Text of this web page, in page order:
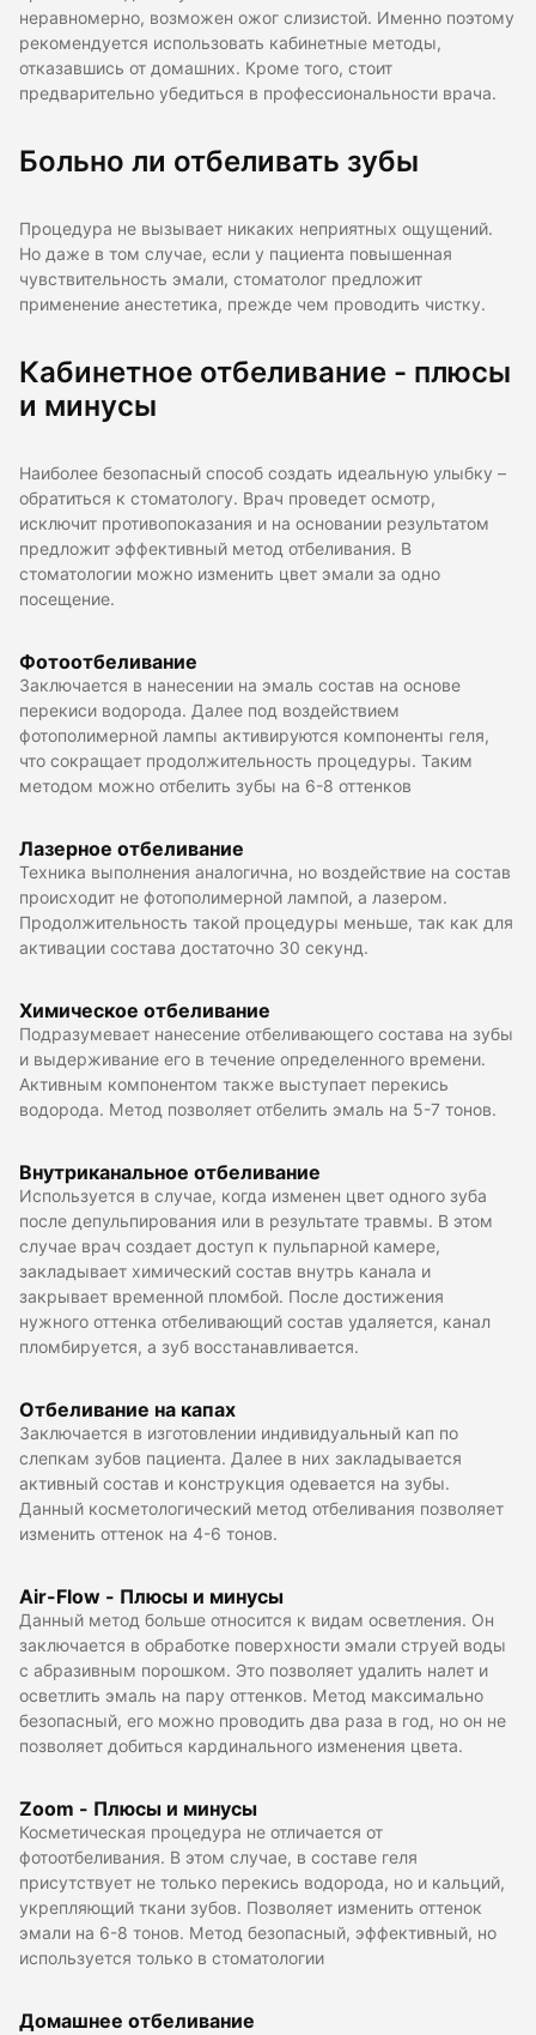
неравномерно, возможен ожог слизистой. Именно поэтому
рекомендуется использовать кабинетные методы,
отказавшись от домашних. Кроме того, стоит
предварительно убедиться в профессиональности врача.
Больно ли отбеливать зубы
Процедура не вызывает никаких неприятных ощущений.
Но даже в том случае, если у пациента повышенная
чувствительность эмали, стоматолог предложит
применение анестетика, прежде чем проводить чистку.
Кабинетное отбеливание - плюсы
и минусы
Наиболее безопасный способ создать идеальную улыбку –
обратиться к стоматологу. Врач проведет осмотр,
исключит противопоказания и на основании результатом
предложит эффективный метод отбеливания. В
стоматологии можно изменить цвет эмали за одно
посещение.
Фотоотбеливание
Заключается в нанесении на эмаль состав на основе
перекиси водорода. Далее под воздействием
фотополимерной лампы активируются компоненты геля,
что сокращает продолжительность процедуры. Таким
методом можно отбелить зубы на 6-8 оттенков
Лазерное отбеливание
Техника выполнения аналогична, но воздействие на состав
происходит не фотополимерной лампой, а лазером.
Продолжительность такой процедуры меньше, так как для
активации состава достаточно 30 секунд.
Химическое отбеливание
Подразумевает нанесение отбеливающего состава на зубы
и выдерживание его в течение определенного времени.
Активным компонентом также выступает перекись
водорода. Метод позволяет отбелить эмаль на 5-7 тонов.
Внутриканальное отбеливание
Используется в случае, когда изменен цвет одного зуба
после депульпирования или в результате травмы. В этом
случае врач создает доступ к пульпарной камере,
закладывает химический состав внутрь канала и
закрывает временной пломбой. После достижения
нужного оттенка отбеливающий состав удаляется, канал
пломбируется, а зуб восстанавливается.
Отбеливание на капах
Заключается в изготовлении индивидуальный кап по
слепкам зубов пациента. Далее в них закладывается
активный состав и конструкция одевается на зубы.
Данный косметологический метод отбеливания позволяет
изменить оттенок на 4-6 тонов.
Air-Flow - Плюсы и минусы
Данный метод больше относится к видам осветления. Он
заключается в обработке поверхности эмали струей воды
с абразивным порошком. Это позволяет удалить налет и
осветлить эмаль на пару оттенков. Метод максимально
безопасный, его можно проводить два раза в год, но он не
позволяет добиться кардинального изменения цвета.
Zoom - Плюсы и минусы
Косметическая процедура не отличается от
фотоотбеливания. В этом случае, в составе геля
присутствует не только перекись водорода, но и кальций,
укрепляющий ткани зубов. Позволяет изменить оттенок
эмали на 6-8 тонов. Метод безопасный, эффективный, но
используется только в стоматологии
Домашнее отбеливание